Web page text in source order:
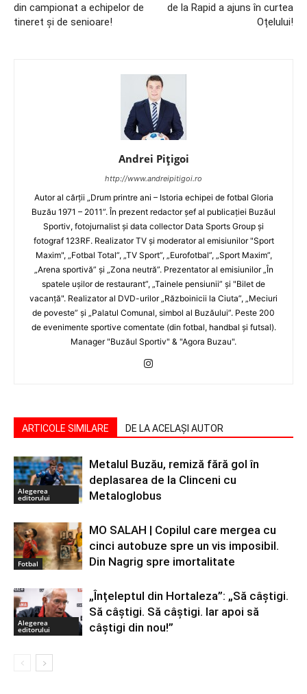
din campionat a echipelor de
tineret și de senioare!
de la Rapid a ajuns în curtea
Oțelului!
Andrei Pițigoi
http://www.andreipitigoi.ro
Autor al cărţii „Drum printre ani – Istoria echipei de fotbal Gloria
Buzău 1971 – 2011”. În prezent redactor şef al publicaţiei Buzăul
Sportiv, fotojurnalist şi data collector Data Sports Group şi
fotograf 123RF. Realizator TV şi moderator al emisiunilor "Sport
Maxim", „Fotbal Total”, „TV Sport”, „Eurofotbal”, „Sport Maxim”,
„Arena sportivă” şi „Zona neutră”. Prezentator al emisiunilor „În
spatele uşilor de restaurant”, „Tainele pensiunii” şi "Bilet de
vacanţă". Realizator al DVD-urilor „Războinicii la Ciuta”, „Meciuri
de poveste” şi „Palatul Comunal, simbol al Buzăului”. Peste 200
de evenimente sportive comentate (din fotbal, handbal şi futsal).
Manager "Buzăul Sportiv" & "Agora Buzau".
ARTICOLE SIMILARE DE LA ACELAȘI AUTOR
Alegerea
editorului
Metalul Buzău, remiză fără gol în
deplasarea de la Clinceni cu
Metaloglobus
Fotbal
MO SALAH | Copilul care mergea cu
cinci autobuze spre un vis imposibil.
Din Nagrig spre imortalitate
Alegerea
editorului
„Înțeleptul din Hortaleza”: „Să câștigi.
Să câștigi. Să câștigi. Iar apoi să
câștigi din nou!”